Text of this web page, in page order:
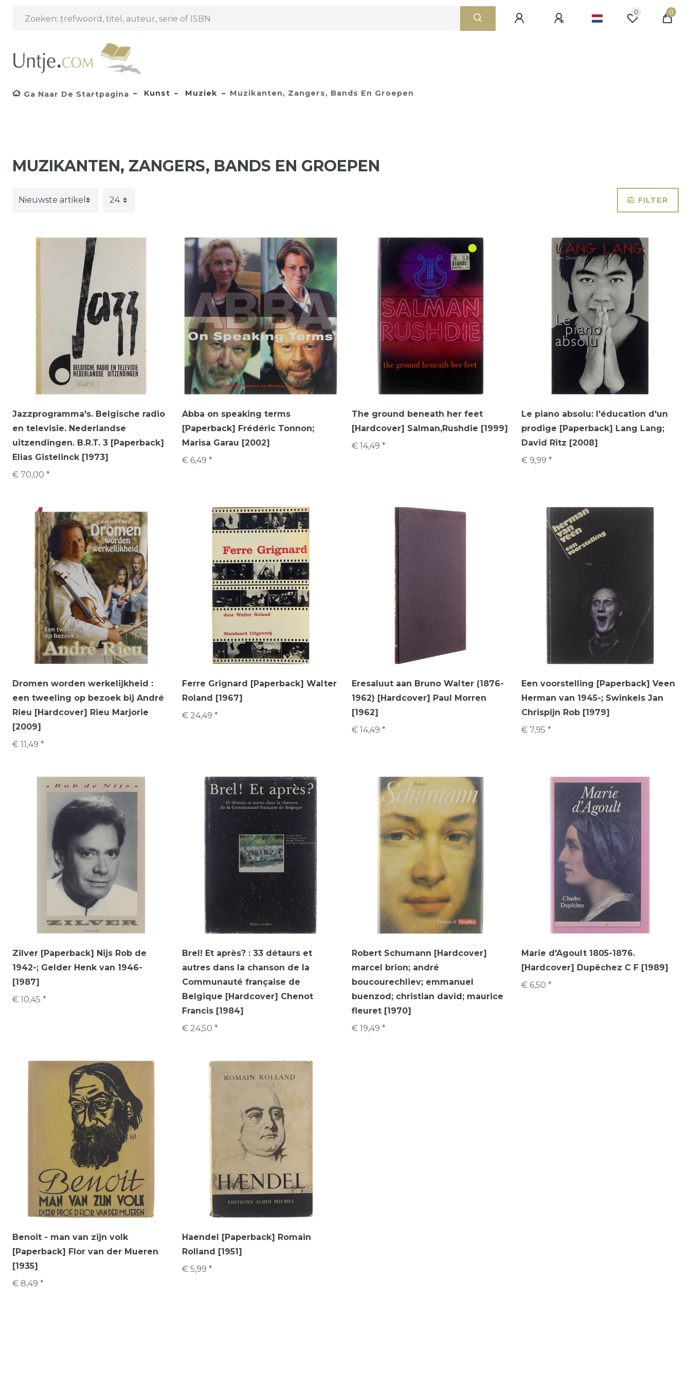
0 0
Ga Naar De Startpagina Kunst Muziek Muzikanten, Zangers, Bands En Groepen
MUZIKANTEN, ZANGERS, BANDS EN GROEPEN
FILTER
Jazzprogramma's. Belgische radio
en televisie. Nederlandse
uitzendingen. B.R.T. 3 [Paperback]
Elias Gistelinck [1973]
€ 70,00 *
Abba on speaking terms
[Paperback] Frédéric Tonnon;
Marisa Garau [2002]
€ 6,49 *
The ground beneath her feet
[Hardcover] Salman,Rushdie [1999]
€ 14,49 *
Le piano absolu: l'éducation d'un
prodige [Paperback] Lang Lang;
David Ritz [2008]
€ 9,99 *
Dromen worden werkelijkheid :
een tweeling op bezoek bij André
Rieu [Hardcover] Rieu Marjorie
[2009]
€ 11,49 *
Ferre Grignard [Paperback] Walter
Roland [1967]
€ 24,49 *
Eresaluut aan Bruno Walter (1876-
1962) [Hardcover] Paul Morren
[1962]
€ 14,49 *
Een voorstelling [Paperback] Veen
Herman van 1945-; Swinkels Jan
Chrispijn Rob [1979]
€ 7,95 *
Zilver [Paperback] Nijs Rob de
1942-; Gelder Henk van 1946-
[1987]
€ 10,45 *
Brel! Et après? : 33 détaurs et
autres dans la chanson de la
Communauté française de
Belgique [Hardcover] Chenot
Francis [1984]
€ 24,50 *
Robert Schumann [Hardcover]
marcel brion; andré
boucourechliev; emmanuel
buenzod; christian david; maurice
fleuret [1970]
€ 19,49 *
Marie d'Agoult 1805-1876.
[Hardcover] Dupêchez C F [1989]
€ 6,50 *
Benoit - man van zijn volk
[Paperback] Flor van der Mueren
[1935]
€ 8,49 *
Haendel [Paperback] Romain
Rolland [1951]
€ 5,99 *